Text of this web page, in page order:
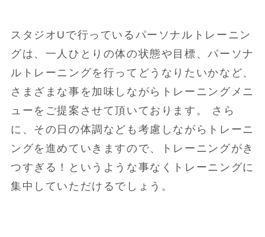
スタジオUで行っているパーソナルトレーニン
グは、一人ひとりの体の状態や目標、パーソナ
ルトレーニングを行ってどうなりたいかなど、
さまざまな事を加味しながらトレーニングメニ
ューをご提案させて頂いております。 さら
に、その日の体調なども考慮しながらトレーニ
ングを進めていきますので、トレーニングがき
つすぎる！というような事なくトレーニングに
集中していただけるでしょう。